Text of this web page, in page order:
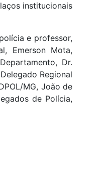
institucionais
e professor,
Emerson Mota,
Dr.
Regional
MG, João de
de Polícia,